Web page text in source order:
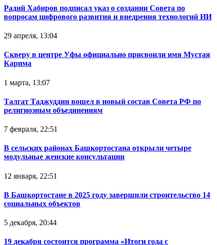
Радий Хабиров подписал указ о создании Совета по
вопросам цифрового развития и внедрения технологий ИИ
29 апреля, 13:04
Скверу в центре Уфы официально присвоили имя Мустая
Карима
1 марта, 13:07
Талгат Таджуддин вошел в новый состав Совета РФ по
религиозным объединениям
7 февраля, 22:51
В сельских районах Башкортостана открыли четыре
модульные женские консультации
12 января, 22:51
В Башкортостане в 2025 году завершили строительство 14
социальных объектов
5 декабря, 20:44
19 декабря состоится программа «Итоги года с